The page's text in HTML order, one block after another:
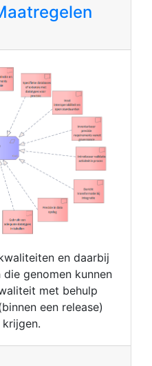
en daarbij
genomen kunnen
met behulp
een release)